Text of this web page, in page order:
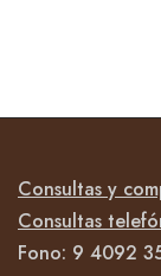
Consultas y
Consultas
Fono: 9 4092